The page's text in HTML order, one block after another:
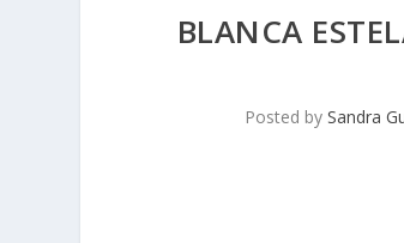
BLANCA
Posted bySandra